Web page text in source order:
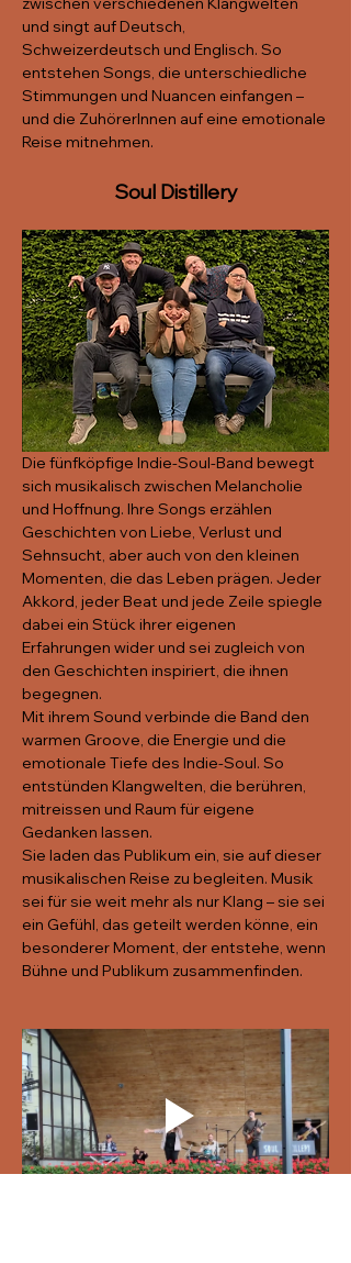
und singt auf Deutsch,
Schweizerdeutsch und Englisch. So
entstehen Songs, die unterschiedliche
Stimmungen und Nuancen einfangen –
und die ZuhörerInnen auf eine emotionale
Reise mitnehmen.
Soul Distillery
Die fünfköpfige Indie-Soul-Band bewegt
sich musikalisch zwischen Melancholie
und Hoffnung. Ihre Songs erzählen
Geschichten von Liebe, Verlust und
Sehnsucht, aber auch von den kleinen
Momenten, die das Leben prägen. Jeder
Akkord, jeder Beat und jede Zeile spiegle
dabei ein Stück ihrer eigenen
Erfahrungen wider und sei zugleich von
den Geschichten inspiriert, die ihnen
begegnen.
Mit ihrem Sound verbinde die Band den
warmen Groove, die Energie und die
emotionale Tiefe des Indie-Soul. So
entstünden Klangwelten, die berühren,
mitreissen und Raum für eigene
Gedanken lassen.
Sie laden das Publikum ein, sie auf dieser
musikalischen Reise zu begleiten. Musik
sei für sie weit mehr als nur Klang – sie sei
ein Gefühl, das geteilt werden könne, ein
besonderer Moment, der entstehe, wenn
Bühne und Publikum zusammenfinden.